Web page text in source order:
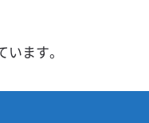
ます。